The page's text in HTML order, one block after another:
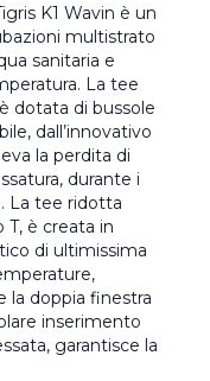
K1 Wavin è un
multistrato
sanitaria e
La tee
dotata di bussole
dall’innovativo
la perdita di
durante i
La tee ridotta
T, è creata in
di ultimissima
la doppia finestra
inserimento
garantisce la